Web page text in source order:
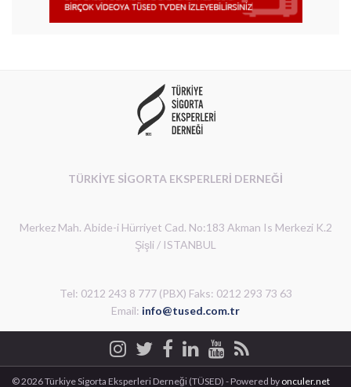
TÜRKİYE SİGORTA EKSPERLERİ DERNEĞİ
Merkez Mah. Abide-i Hürriyet Cad. No:183 Akman Is Merkezi K.2
Şişli / ISTANBUL
Tel: 0212 243 8 777 (PBX) Faks: 0212 293 73 63
Email: info@tused.com.tr
© 2026 Türkiye Sigorta Eksperleri Derneği (TÜSED) - Powered by onculer.net